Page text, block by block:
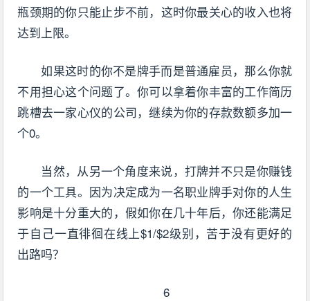
瓶颈期的你只能止步不前，这时你最关心的收入也将
达到上限。
如果这时的你不是牌手而是普通雇员，那么你就
不用担心这个问题了。你可以拿着你丰富的工作简历
跳槽去一家心仪的公司，继续为你的存款数额多加一
个0。
当然，从另一个角度来说，打牌并不只是你赚钱
的一个工具。因为决定成为一名职业牌手对你的人生
影响是十分重大的，假如你在几十年后，你还能满足
于自己一直徘徊在线上$1/$2级别，苦于没有更好的
出路吗？
6